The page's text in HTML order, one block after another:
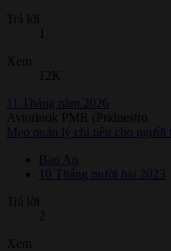
Trả lời
Xem
12K
11 Tháng năm 2026
Avtorinok PMR (Pridnestro
Mẹo quản lý chi tiêu cho
Bao An
10 Tháng mười hai 2023
Trả lời
Xem